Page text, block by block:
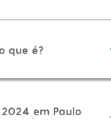
que é?
em Paulo